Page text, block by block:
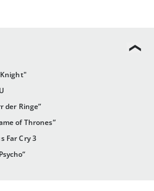
der Ringe”
of Thrones”
Far Cry 3